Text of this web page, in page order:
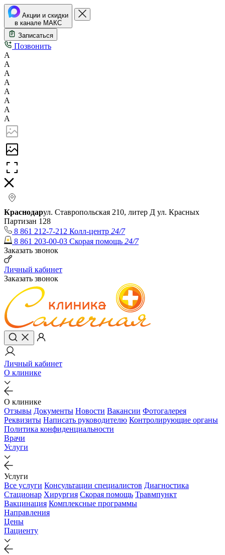
Акции и скидки
в канале МАКС
Записаться
Позвонить
А
А
А
А
А
А
А
А
Краснодарул. Ставропольская 210, литер Д ул. Красных
Партизан 128
8 861 212-7-212 Колл-центр 24/7
8 861 203-00-03 Скорая помощь 24/7
Заказать звонок
Личный кабинет
Заказать звонок
Личный кабинет
О клинике
О клинике
Отзывы Документы Новости Вакансии Фотогалерея
Реквизиты Написать руководителю Контролирующие органы
Политика конфиденциальности
Врачи
Услуги
Услуги
Все услуги Консультации специалистов Диагностика
Стационар Хирургия Скорая помощь Травмпункт
Вакцинация Комплексные программы
Направления
Цены
Пациенту